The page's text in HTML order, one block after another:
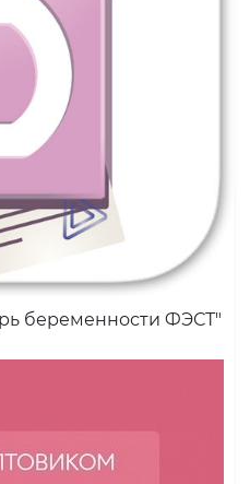
беременности ФЭСТ"